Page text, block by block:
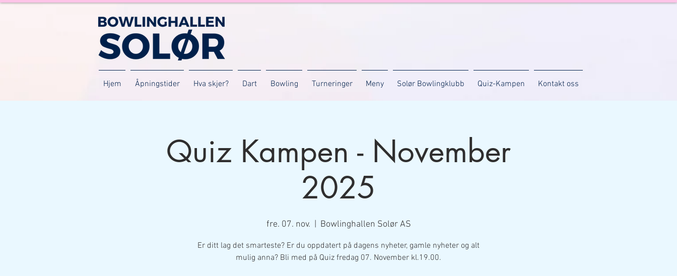
Hjem Åpningstider Hva skjer? Dart Bowling Turneringer Meny Solør Bowlingklubb Quiz-Kampen Kontakt oss
Quiz Kampen - November
2025
fre. 07. nov. Bowlinghallen Solør AS
Er ditt lag det smarteste? Er du oppdatert på dagens nyheter, gamle nyheter og alt
mulig anna? Bli med på Quiz fredag 07. November kl.19.00.